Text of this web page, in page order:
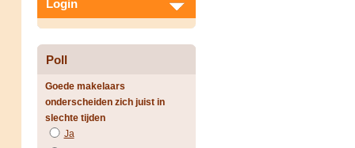
Login
Poll
Goede makelaars
onderscheiden zich juist in
slechte tijden
Ja